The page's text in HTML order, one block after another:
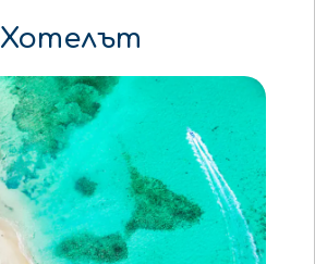
Хотелът